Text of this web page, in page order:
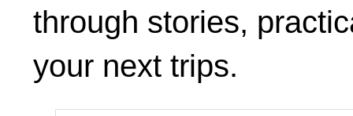
through stories,
your next trips.